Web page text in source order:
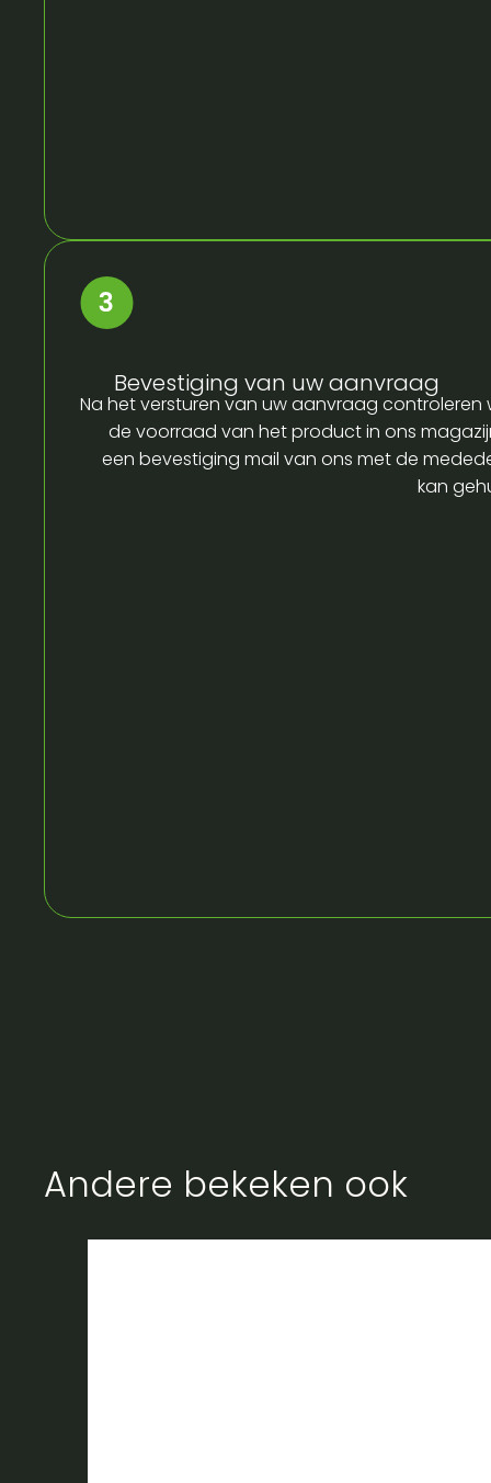
Bevestiging van uw aanvraag
Na het versturen van uw aanvraag controleren
de voorraad van het product in ons
een bevestiging mail van ons met de
kan
Andere bekeken ook